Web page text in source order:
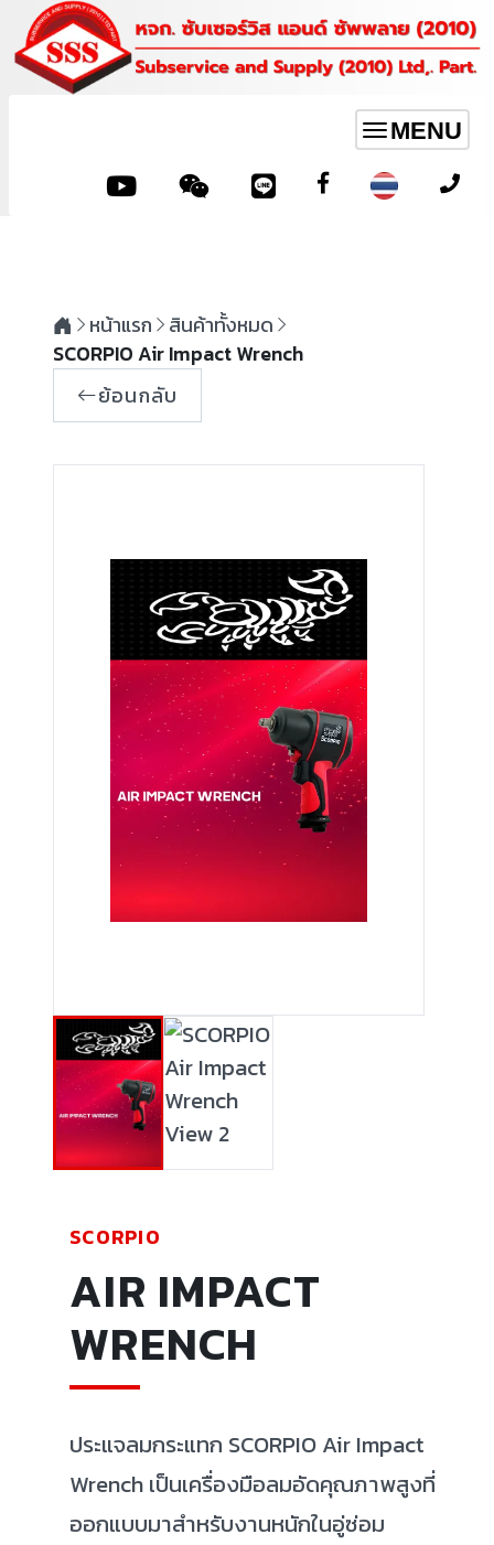
Toggle
navigation
MENU
หน้าแรก
สินค้าทั้งหมด
SCORPIO Air Impact Wrench
ย้อนกลับ
SCORPIO
AIR IMPACT
WRENCH
ประแจลมกระแทก SCORPIO Air Impact
Wrench เป็นเครื่องมือลมอัดคุณภาพสูงที่
ออกแบบมาสำหรับงานหนักในอู่ซ่อม